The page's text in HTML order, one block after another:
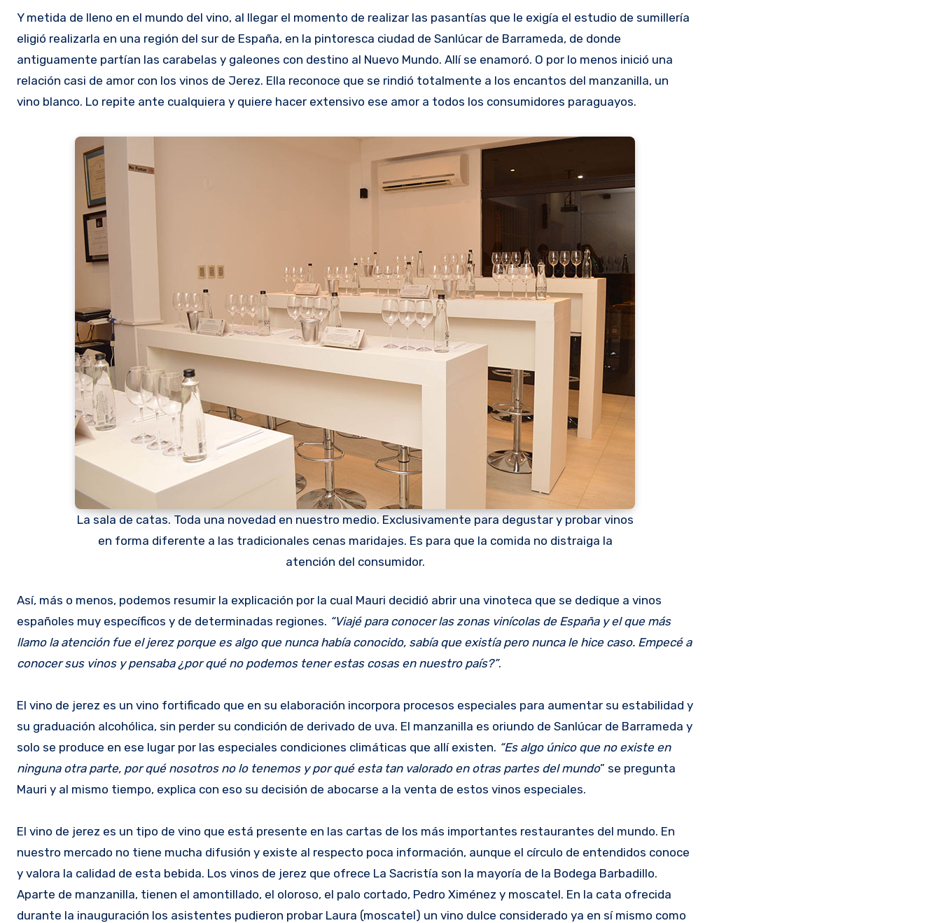
Y metida de lleno en el mundo del vino, al llegar el momento de realizar las pasantías que le exigía el estudio de sumillería
eligió realizarla en una región del sur de España, en la pintoresca ciudad de Sanlúcar de Barrameda, de donde
antiguamente partían las carabelas y galeones con destino al Nuevo Mundo. Allí se enamoró. O por lo menos inició una
relación casi de amor con los vinos de Jerez. Ella reconoce que se rindió totalmente a los encantos del manzanilla, un
vino blanco. Lo repite ante cualquiera y quiere hacer extensivo ese amor a todos los consumidores paraguayos.
La sala de catas. Toda una novedad en nuestro medio. Exclusivamente para degustar y probar vinos
en forma diferente a las tradicionales cenas maridajes. Es para que la comida no distraiga la
atención del consumidor.
Así, más o menos, podemos resumir la explicación por la cual Mauri decidió abrir una vinoteca que se dedique a vinos
españoles muy específicos y de determinadas regiones. “Viajé para conocer las zonas vinícolas de España y el que más
llamo la atención fue el jerez porque es algo que nunca había conocido, sabía que existía pero nunca le hice caso. Empecé a
conocer sus vinos y pensaba ¿por qué no podemos tener estas cosas en nuestro país?”.
El vino de jerez es un vino fortificado que en su elaboración incorpora procesos especiales para aumentar su estabilidad y
su graduación alcohólica, sin perder su condición de derivado de uva. El manzanilla es oriundo de Sanlúcar de Barrameda y
solo se produce en ese lugar por las especiales condiciones climáticas que allí existen. “Es algo único que no existe en
ninguna otra parte, por qué nosotros no lo tenemos y por qué esta tan valorado en otras partes del mundo” se pregunta
Mauri y al mismo tiempo, explica con eso su decisión de abocarse a la venta de estos vinos especiales.
El vino de jerez es un tipo de vino que está presente en las cartas de los más importantes restaurantes del mundo. En
nuestro mercado no tiene mucha difusión y existe al respecto poca información, aunque el círculo de entendidos conoce
y valora la calidad de esta bebida. Los vinos de jerez que ofrece La Sacristía son la mayoría de la Bodega Barbadillo.
Aparte de manzanilla, tienen el amontillado, el oloroso, el palo cortado, Pedro Ximénez y moscatel. En la cata ofrecida
durante la inauguración los asistentes pudieron probar Laura (moscatel) un vino dulce considerado ya en sí mismo como